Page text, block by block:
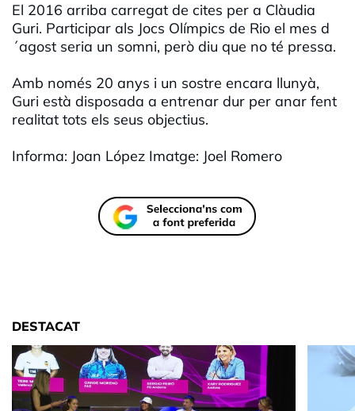
El 2016 arriba carregat de cites per a Clàudia
Guri. Participar als Jocs Olímpics de Rio el mes d
´agost seria un somni, però diu que no té pressa.
Amb només 20 anys i un sostre encara llunyà,
Guri està disposada a entrenar dur per anar fent
realitat tots els seus objectius.
Informa: Joan López Imatge: Joel Romero
DESTACAT